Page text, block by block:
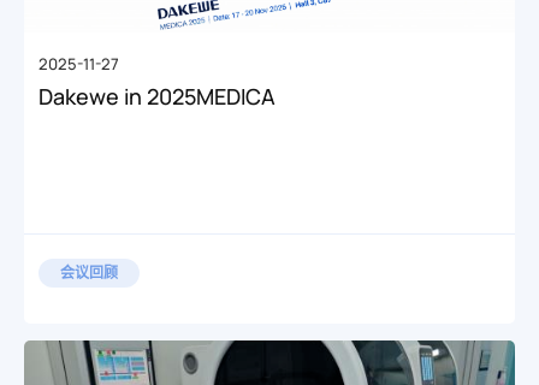
2025-11-27
Dakewe in 2025MEDICA
会议回顾